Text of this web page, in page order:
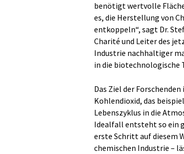
benötigt wertvolle
es, die Herstellung von
entkoppeln“, sagt Dr.
Charité und Leiter des
Industrie nachhaltiger
in die biotechnologische
Das Ziel der
Kohlendioxid, das
Lebenszyklus in die
Idealfall entsteht so ein
erste Schritt auf diesem
chemischen Industrie –